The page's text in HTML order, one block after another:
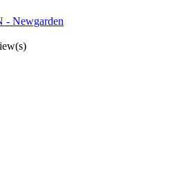
- Newgarden